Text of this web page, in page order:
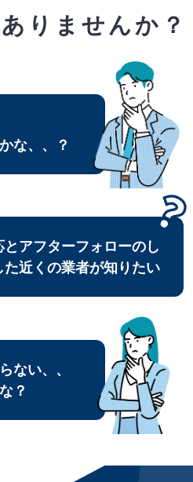
ありませんか？
な、、？
とアフターフォローのし
た近くの業者が知りたい
ない、、
？